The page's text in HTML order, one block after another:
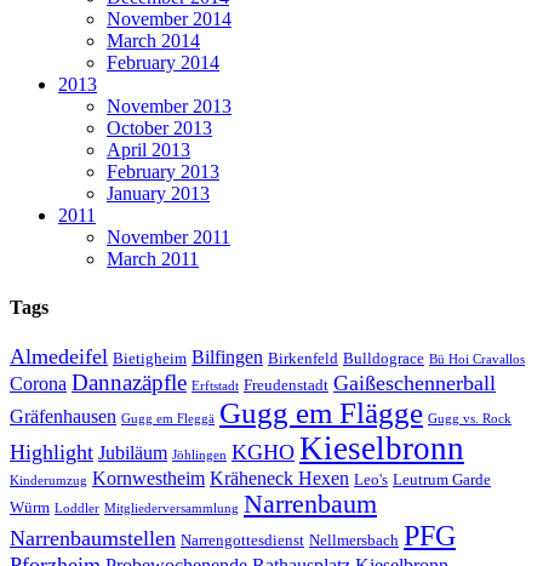
November 2014
March 2014
February 2014
2013
November 2013
October 2013
April 2013
February 2013
January 2013
2011
November 2011
March 2011
Tags
Almedeifel Bietigheim Bilfingen Birkenfeld Bulldograce Bü Hoi Cravallos
Corona Dannazäpfle Erftstadt Freudenstadt Gaißeschennerball
Gräfenhausen Gugg em Fleggä Gugg em Flägge Gugg vs. Rock
Highlight Jubiläum Jöhlingen KGHO Kieselbronn
Kinderumzug Kornwestheim Kräheneck Hexen Leo's Leutrum Garde
Würm Loddler Mitgliederversammlung Narrenbaum
Narrenbaumstellen Narrengottesdienst Nellmersbach PFG